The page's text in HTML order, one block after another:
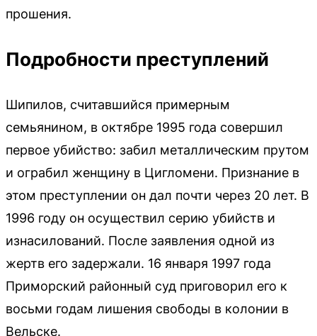
прошения.
Подробности преступлений
Шипилов, считавшийся примерным
семьянином, в октябре 1995 года совершил
первое убийство: забил металлическим прутом
и ограбил женщину в Цигломени. Признание в
этом преступлении он дал почти через 20 лет. В
1996 году он осуществил серию убийств и
изнасилований. После заявления одной из
жертв его задержали. 16 января 1997 года
Приморский районный суд приговорил его к
восьми годам лишения свободы в колонии в
Вельске.